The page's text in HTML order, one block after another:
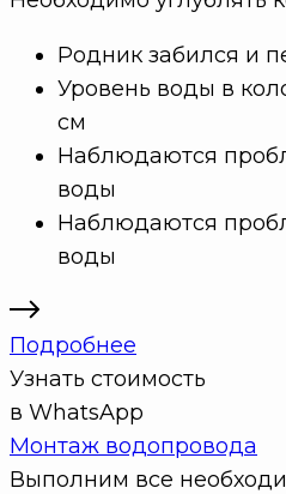
Родник забился и
Уровень воды в
см
Наблюдаются
воды
Наблюдаются
воды
Подробнее
Узнать стоимость
в WhatsApp
Монтаж водопровода
Выполним все